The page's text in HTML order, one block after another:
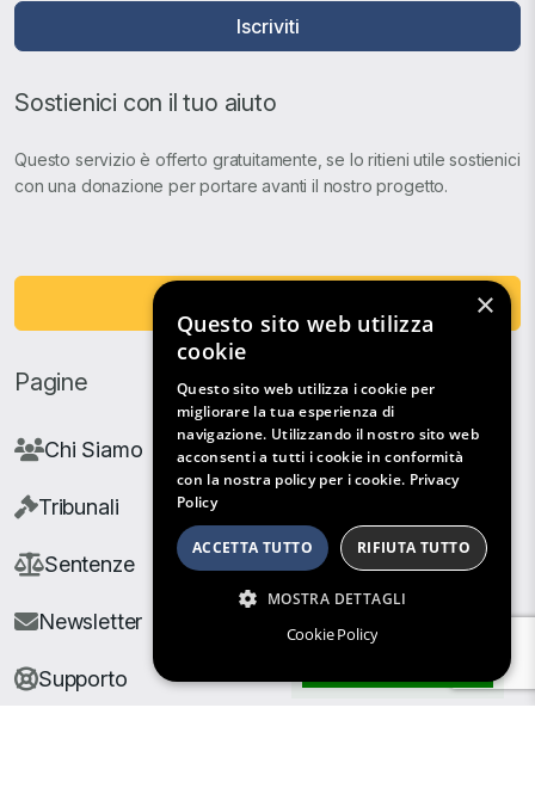
Iscriviti
Sostienici con il tuo aiuto
Questo servizio è offerto gratuitamente, se lo ritieni utile sostienici
con una donazione per portare avanti il nostro progetto.
Pagine
Chi Siamo
Tribunali
Sentenze
Newsletter
Supporto
×
Questo sito web utilizza
cookie
Questo sito web utilizza i cookie per
migliorare la tua esperienza di
navigazione. Utilizzando il nostro sito web
acconsenti a tutti i cookie in conformità
con la nostra policy per i cookie. Privacy
Policy
ACCETTA TUTTO RIFIUTA TUTTO
MOSTRA DETTAGLI
Cookie Policy